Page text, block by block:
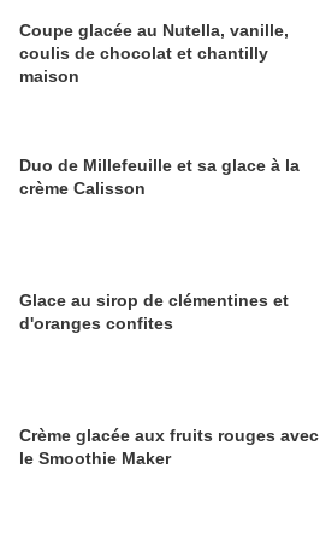
Coupe glacée au Nutella, vanille,
coulis de chocolat et chantilly
maison
Duo de Millefeuille et sa glace à la
crème Calisson
Glace au sirop de clémentines et
d'oranges confites
Crème glacée aux fruits rouges avec
le Smoothie Maker